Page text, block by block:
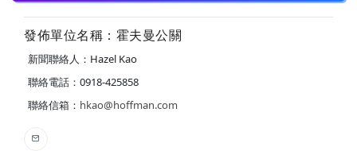
發佈單位名稱：霍夫曼公關
新聞聯絡人：Hazel Kao
聯絡電話：0918-425858
聯絡信箱： hkao@hoffman.com